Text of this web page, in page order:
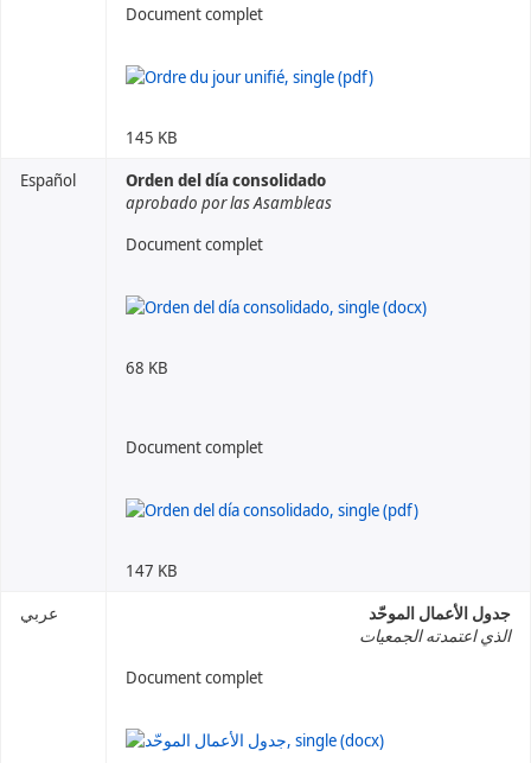
Document complet
145 KB
Español
Orden del día consolidado
aprobado por las Asambleas
Document complet
68 KB
Document complet
147 KB
عربي
جدول الأعمال الموحّد
الذي اعتمدته الجمعيات
Document complet